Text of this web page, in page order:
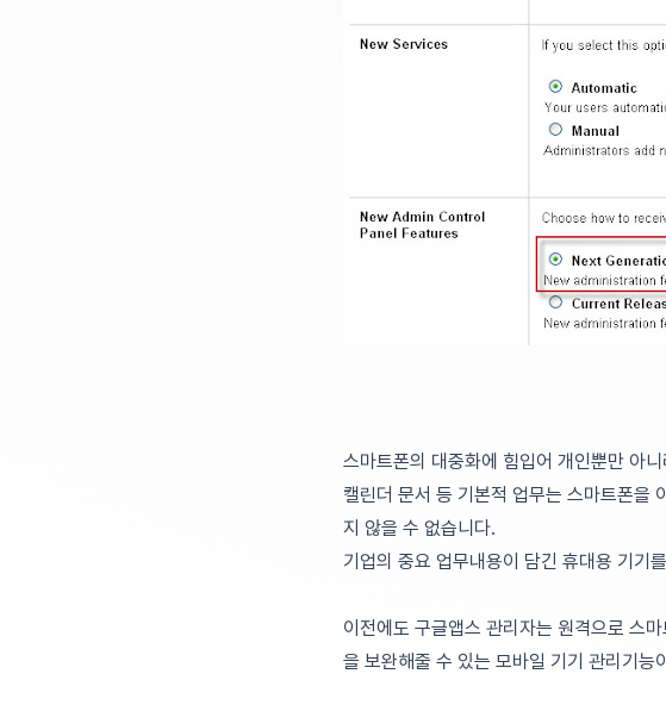
스마트폰의 대중화에 힘입어 개인뿐만 아
캘린더 문서 등 기본적 업무는 스마트폰을
지 않을 수 없습니다.
기업의 중요 업무내용이 담긴 휴대용 기기
이전에도 구글앱스 관리자는 원격으로 스
을 보완해줄 수 있는 모바일 기기 관리기능